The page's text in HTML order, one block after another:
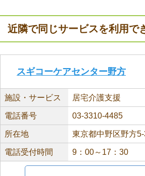
近隣で同じサービスを利用で
スギコーケアセンター野方
施設・サービス 居宅介護支援
電話番号 03-3310-4485
所在地 東京都中野区野方
電話受付時間 9：00～17：30